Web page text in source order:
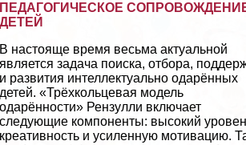
ПЕДАГОГИЧЕСКОЕ
ДЕТЕЙ
В настояще время весьма актуальной
является задача поиска, отбора,
и развития интеллектуально одарённых
детей. «Трёхкольцевая модель
одарённости» Рензулли включает
следующие компоненты: высокий
креативность и усиленную мотивацию.